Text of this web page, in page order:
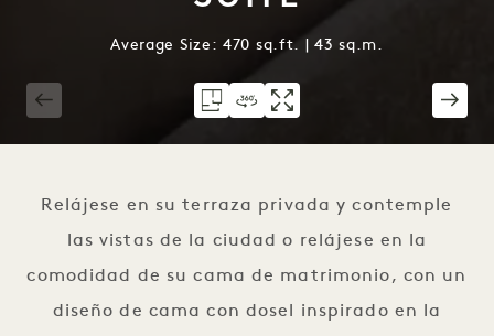
Average Size: 470 sq.ft. | 43 sq.m.
Relájese en su terraza privada y contemple
las vistas de la ciudad o relájese en la
comodidad de su cama de matrimonio, con un
diseño de cama con dosel inspirado en la